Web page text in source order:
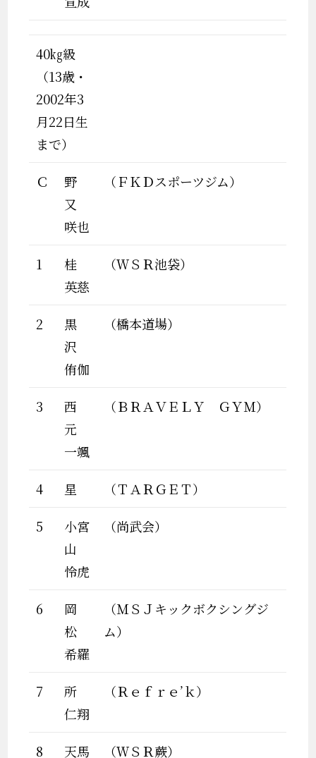
40㎏級
（13歳・
2002年3
月22日生
まで）
Ｃ
野
又
咲也
（ＦＫＤスポーツジム）
1
桂
英慈
（ＷＳＲ池袋）
2
黒
沢
侑伽
（橋本道場）
3
西
元
一颯
（ＢＲＡＶＥＬＹ ＧＹＭ）
4 星 （ＴＡＲＧＥＴ）
5
小宮
山
怜虎
（尚武会）
6
岡
松
希羅
（ＭＳＪキックボクシングジ
ム）
7
所
仁翔
（Ｒｅｆｒｅ’ｋ）
8 天馬 （ＷＳＲ蕨）